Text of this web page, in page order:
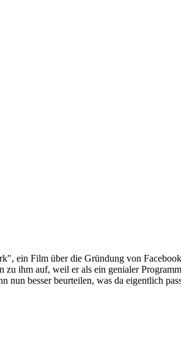
ein Film über die Gründung von
ihm auf, weil er als ein genialer
nun besser beurteilen, was da eigentlich